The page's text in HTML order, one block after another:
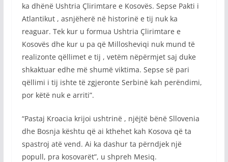
ka dhënë Ushtria Çlirimtare e Kosovës. Sepse Pakti i
Atlantikut , asnjëherë në historinë e tij nuk ka
reaguar. Tek kur u formua Ushtria Çlirimtare e
Kosovës dhe kur u pa që Millosheviqi nuk mund të
realizonte qëllimet e tij , vetëm nëpërmjet saj duke
shkaktuar edhe më shumë viktima. Sepse së pari
qëllimi i tij ishte të zgjeronte Serbinë kah perëndimi,
por këtë nuk e arriti”.
“Pastaj Kroacia krijoi ushtrinë , njëjtë bënë Sllovenia
dhe Bosnja kështu që ai kthehet kah Kosova që ta
spastroj atë vend. Ai ka dashur ta përndjek një
popull, pra kosovarët”, u shpreh Mesiq.